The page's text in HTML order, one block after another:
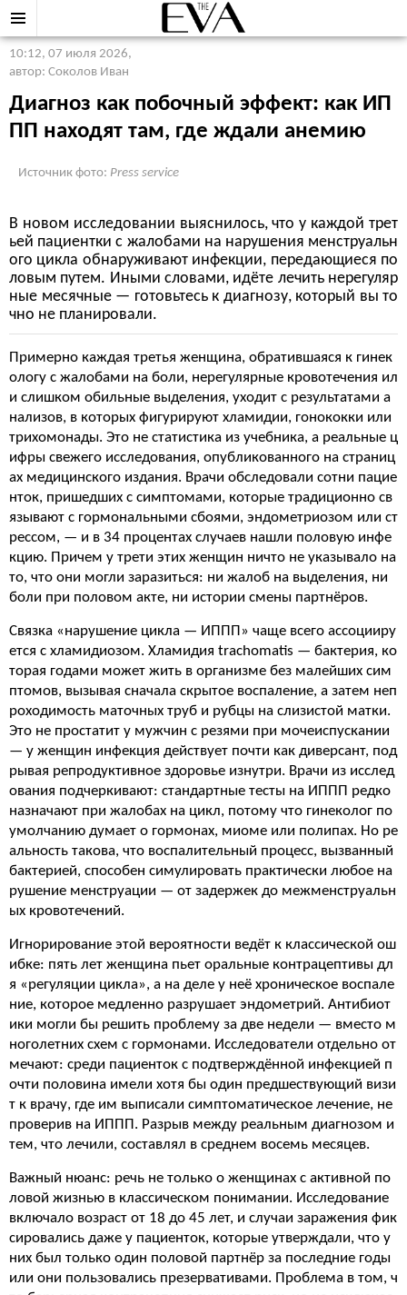
10:12, 07 июля 2026,
автор: Соколов Иван
Диагноз как побочный эффект: как ИП
ПП находят там, где ждали анемию
Источник фото: Press service
В новом исследовании выяснилось, что у каждой трет
ьей пациентки с жалобами на нарушения менструальн
ого цикла обнаруживают инфекции, передающиеся по
ловым путем. Иными словами, идёте лечить нерегуляр
ные месячные — готовьтесь к диагнозу, который вы то
чно не планировали.
Примерно каждая третья женщина, обратившаяся к гинек
ологу с жалобами на боли, нерегулярные кровотечения ил
и слишком обильные выделения, уходит с результатами а
нализов, в которых фигурируют хламидии, гонококки или
трихомонады. Это не статистика из учебника, а реальные ц
ифры свежего исследования, опубликованного на страниц
ах медицинского издания. Врачи обследовали сотни пацие
нток, пришедших с симптомами, которые традиционно св
язывают с гормональными сбоями, эндометриозом или ст
рессом, — и в 34 процентах случаев нашли половую инфе
кцию. Причем у трети этих женщин ничто не указывало на
то, что они могли заразиться: ни жалоб на выделения, ни
боли при половом акте, ни истории смены партнёров.
Связка «нарушение цикла — ИППП» чаще всего ассоцииру
ется с хламидиозом. Хламидия trachomatis — бактерия, ко
торая годами может жить в организме без малейших сим
птомов, вызывая сначала скрытое воспаление, а затем неп
роходимость маточных труб и рубцы на слизистой матки.
Это не простатит у мужчин с резями при мочеиспускании
— у женщин инфекция действует почти как диверсант, под
рывая репродуктивное здоровье изнутри. Врачи из исслед
ования подчеркивают: стандартные тесты на ИППП редко
назначают при жалобах на цикл, потому что гинеколог по
умолчанию думает о гормонах, миоме или полипах. Но ре
альность такова, что воспалительный процесс, вызванный
бактерией, способен симулировать практически любое на
рушение менструации — от задержек до межменструальн
ых кровотечений.
Игнорирование этой вероятности ведёт к классической ош
ибке: пять лет женщина пьет оральные контрацептивы дл
я «регуляции цикла», а на деле у неё хроническое воспале
ние, которое медленно разрушает эндометрий. Антибиот
ики могли бы решить проблему за две недели — вместо м
ноголетних схем с гормонами. Исследователи отдельно от
мечают: среди пациенток с подтверждённой инфекцией п
очти половина имели хотя бы один предшествующий визи
т к врачу, где им выписали симптоматическое лечение, не
проверив на ИППП. Разрыв между реальным диагнозом и
тем, что лечили, составлял в среднем восемь месяцев.
Важный нюанс: речь не только о женщинах с активной по
ловой жизнью в классическом понимании. Исследование
включало возраст от 18 до 45 лет, и случаи заражения фик
сировались даже у пациенток, которые утверждали, что у
них был только один половой партнёр за последние годы
или они пользовались презервативами. Проблема в том, ч